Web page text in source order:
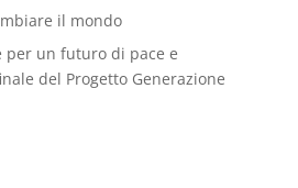
il mondo
per un futuro di pace e
del Progetto Generazione